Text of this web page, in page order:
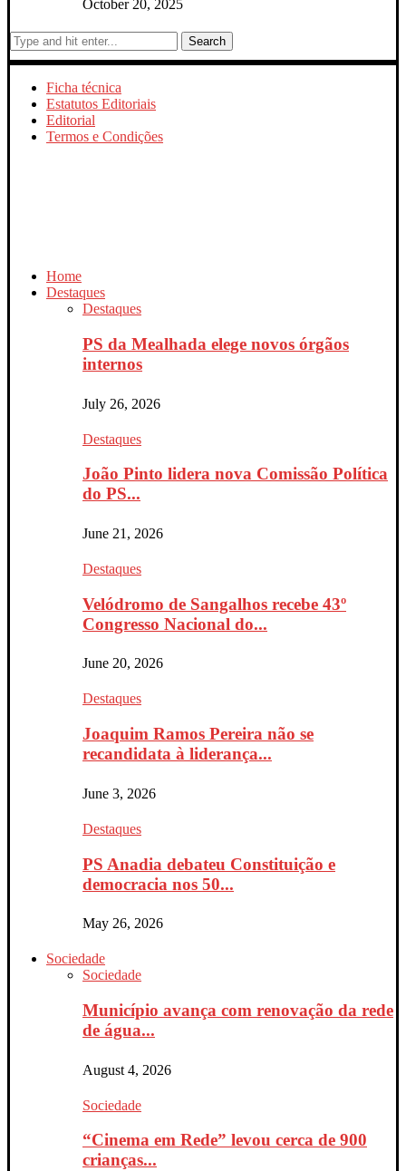
October 20, 2025
Search
Ficha técnica
Estatutos Editoriais
Editorial
Termos e Condições
Home
Destaques
Destaques
PS da Mealhada elege novos órgãos
internos
July 26, 2026
Destaques
João Pinto lidera nova Comissão Política
do PS...
June 21, 2026
Destaques
Velódromo de Sangalhos recebe 43º
Congresso Nacional do...
June 20, 2026
Destaques
Joaquim Ramos Pereira não se
recandidata à liderança...
June 3, 2026
Destaques
PS Anadia debateu Constituição e
democracia nos 50...
May 26, 2026
Sociedade
Sociedade
Município avança com renovação da rede
de água...
August 4, 2026
Sociedade
“Cinema em Rede” levou cerca de 900
crianças...